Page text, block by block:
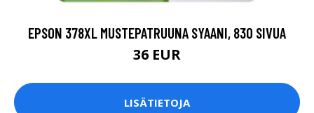
EPSON 378XL MUSTEPATRUUNA SYAANI, 830 SIVUA
36 EUR
LISÄTIETOJA